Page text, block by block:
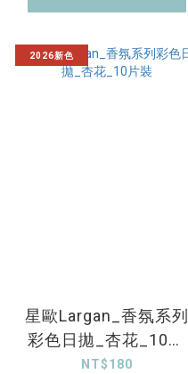
2026新色
星歐Largan_香氛系列
彩色日拋_杏花_10片
裝
NT$180